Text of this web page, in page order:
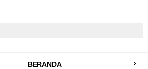
›
BERANDA